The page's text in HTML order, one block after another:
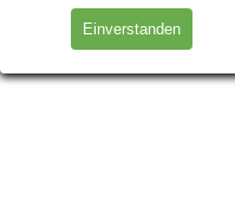
Einverstanden